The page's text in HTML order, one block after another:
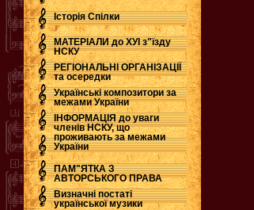
Історія Спілки
МАТЕРІАЛИ до ХУІ з"їзду
НСКУ
РЕГІОНАЛЬНІ ОРГАНІЗАЦІЇ
та осередки
Українські композитори за
межами України
ІНФОРМАЦІЯ до уваги
членів НСКУ, що
проживають за межами
України
ПАМ"ЯТКА З
АВТОРСЬКОГО ПРАВА
Визначні постаті
української музики